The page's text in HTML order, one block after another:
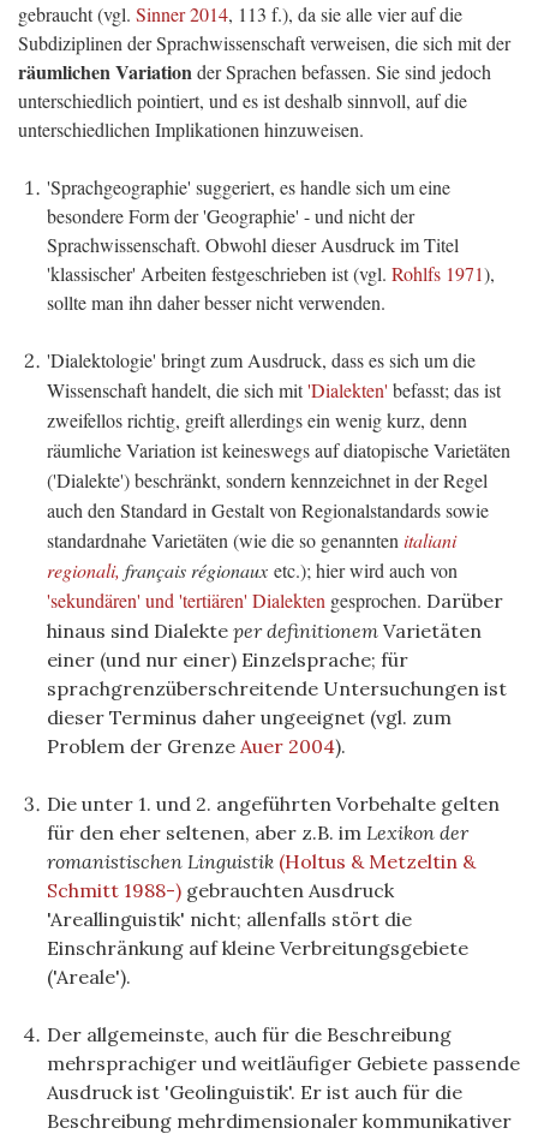
gebraucht (vgl. Sinner 2014, 113 f.), da sie alle vier auf die
Subdiziplinen der Sprachwissenschaft verweisen, die sich mit der
räumlichen Variationder Sprachen befassen. Sie sind jedoch
unterschiedlich pointiert, und es ist deshalb sinnvoll, auf die
unterschiedlichen Implikationen hinzuweisen.
'Sprachgeographie' suggeriert, es handle sich um eine
besondere Form der 'Geographie' - und nicht der
Sprachwissenschaft. Obwohl dieser Ausdruck im Titel
'klassischer' Arbeiten festgeschrieben ist (vgl. Rohlfs 1971),
sollte man ihn daher besser nicht verwenden.
'Dialektologie' bringt zum Ausdruck, dass es sich um die
Wissenschaft handelt, die sich mit'Dialekten' befasst; das ist
zweifellos richtig, greift allerdings ein wenig kurz, denn
räumliche Variation ist keineswegs auf diatopische Varietäten
('Dialekte') beschränkt, sondern kennzeichnet in der Regel
auch den Standard in Gestalt von Regionalstandards sowie
standardnahe Varietäten (wie die so genannten italiani
regionali, français régionaux etc.); hier wird auch von
'sekundären' und 'tertiären' Dialekten gesprochen. Darüber
hinaus sind Dialekte per definitionem Varietäten
einer (und nur einer) Einzelsprache; für
sprachgrenzüberschreitende Untersuchungen ist
dieser Terminus daher ungeeignet (vgl. zum
Problem der Grenze Auer 2004).
Die unter 1. und 2. angeführten Vorbehalte gelten
für den eher seltenen, aber z.B. im Lexikon der
romanistischen Linguistik (Holtus & Metzeltin &
Schmitt 1988-) gebrauchten Ausdruck
'Areallinguistik' nicht; allenfalls stört die
Einschränkung auf kleine Verbreitungsgebiete
('Areale').
Der allgemeinste, auch für die Beschreibung
mehrsprachiger und weitläufiger Gebiete passende
Ausdruck ist 'Geolinguistik'. Er ist auch für die
Beschreibung mehrdimensionaler kommunikativer